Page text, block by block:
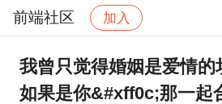
前端社区 加入
社区 前端社区 感慨 帖
我曾只觉得婚姻是爱情
如果是你&#xff0c;那一起